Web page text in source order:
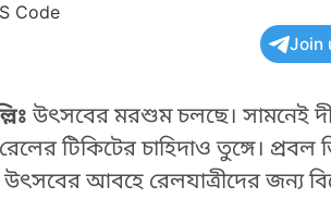
Code
Join
উৎসবের মরশুম চলছে। সামনেই
টিকিটের চাহিদাও তুঙ্গে।
আবহে রেলযাত্রীদের জন্য